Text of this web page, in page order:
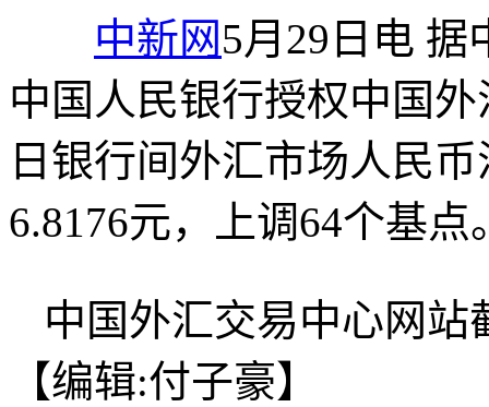
中新网5月29日电 据
中国人民银行授权中国
日银行间外汇市场人民
6.8176元，上调64个基点
中国外汇交易中心网站
【编辑:付子豪】